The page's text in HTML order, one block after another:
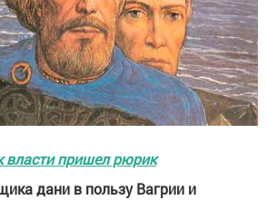
власти пришел рюрик
дани в пользу Вагрии и